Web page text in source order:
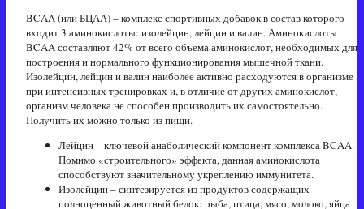
BCAA (или БЦАА) – комплекс спортивных добавок в состав которого
входит 3 аминокислоты: изолейцин, лейцин и валин. Аминокислоты
BCAA составляют 42% от всего объема аминокислот, необходимых для
построения и нормального функционирования мышечной ткани.
Изолейцин, лейцин и валин наиболее активно расходуются в организме
при интенсивных тренировках и, в отличие от других аминокислот,
организм человека не способен производить их самостоятельно.
Получить их можно только из пищи.
Лейцин – ключевой анаболический компонент комплекса BCAA.
Помимо «строительного» эффекта, данная аминокислота
способствуют значительному укреплению иммунитета.
Изолейцин – синтезируется из продуктов содержащих
полноценный животный белок: рыба, птица, мясо, молоко, яйца